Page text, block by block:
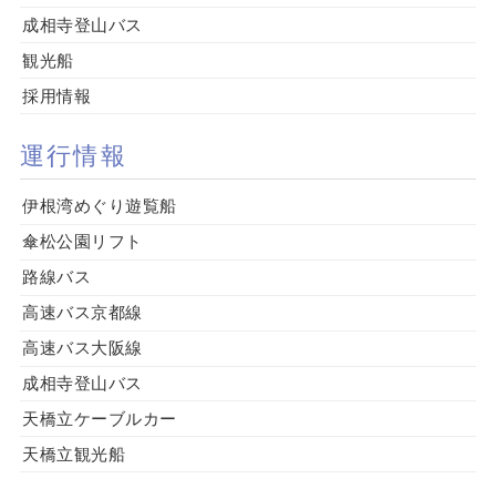
成相寺登山バス
観光船
採用情報
運行情報
伊根湾めぐり遊覧船
傘松公園リフト
路線バス
高速バス京都線
高速バス大阪線
成相寺登山バス
天橋立ケーブルカー
天橋立観光船